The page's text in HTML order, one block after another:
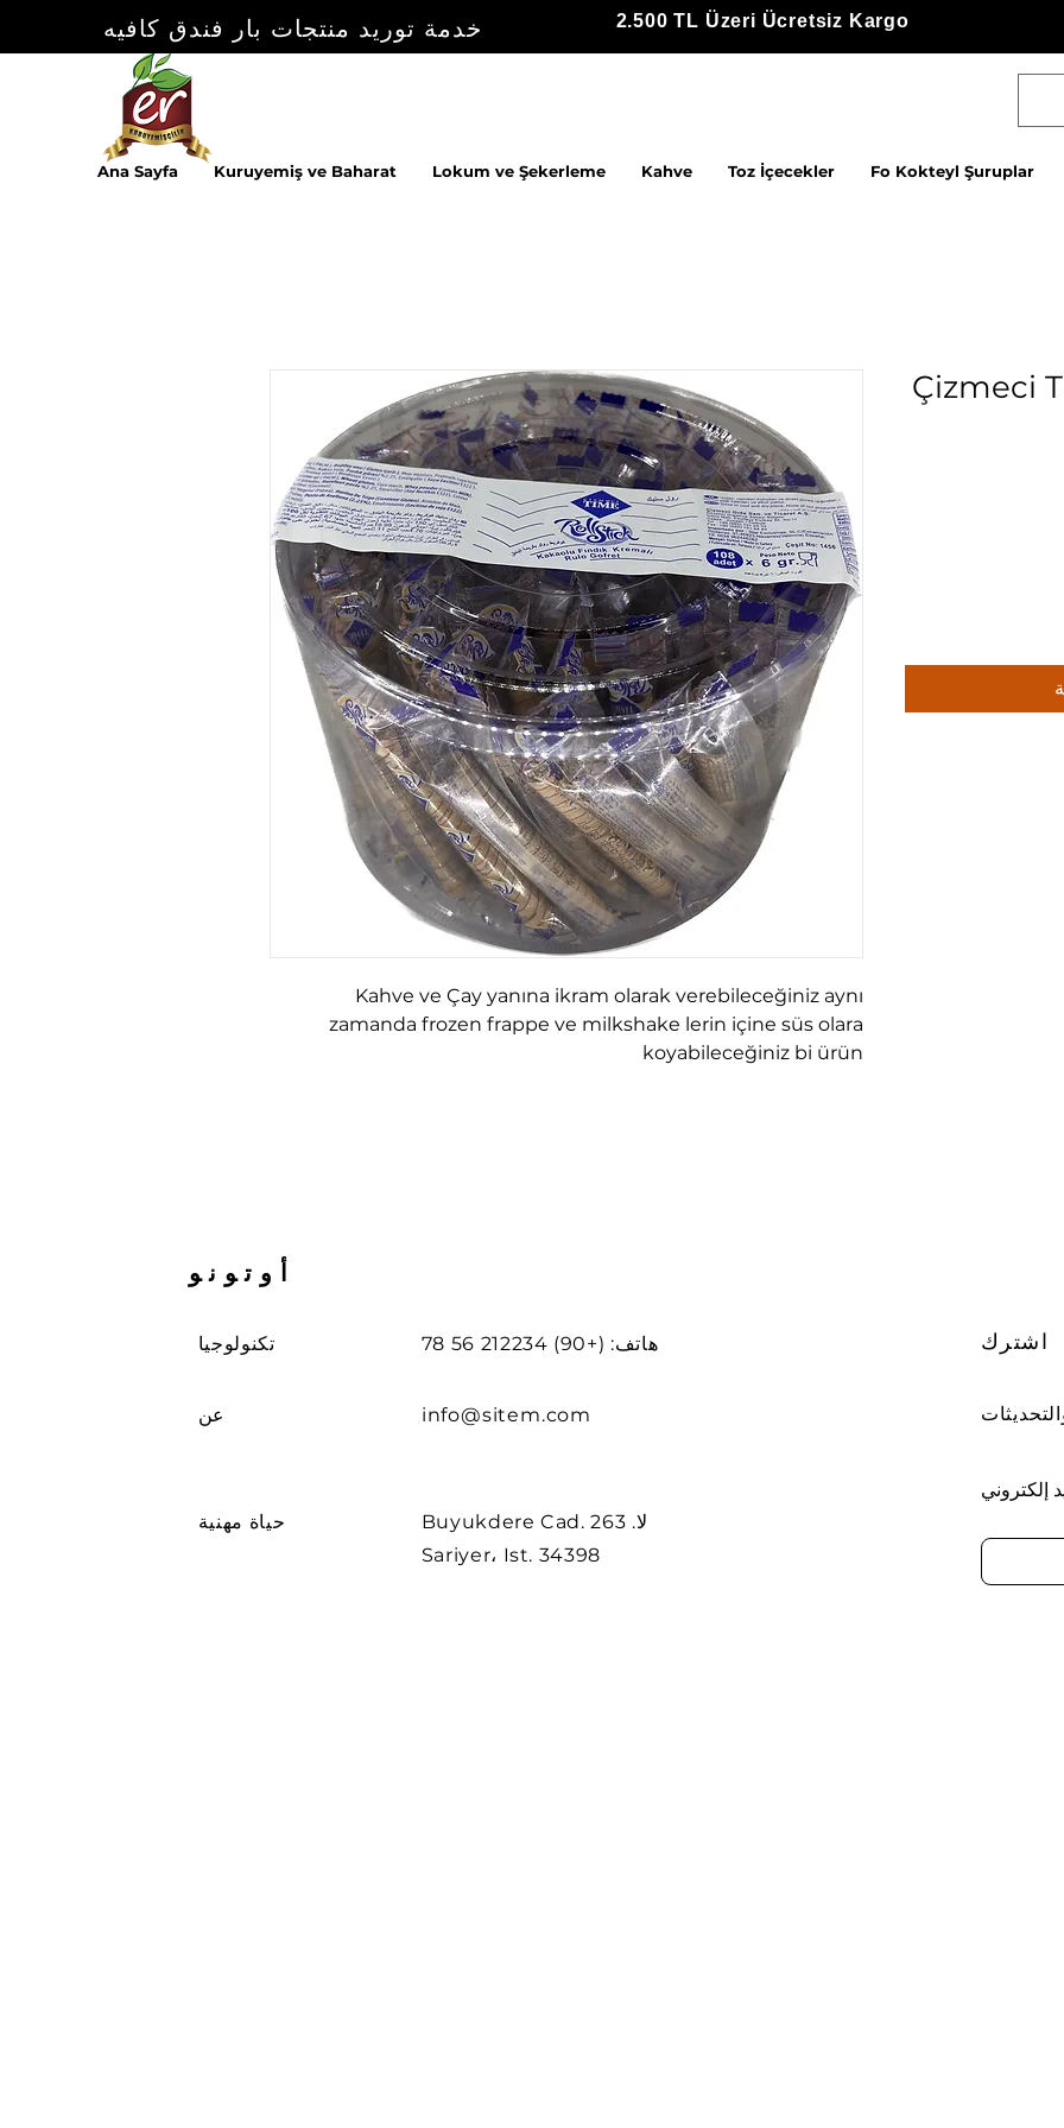
خدمة توريد منتجات بار فندق كافيه 2.500 TL Üzeri Ücretsiz Kargo
Ana Sayfa Kuruyemiş ve Baharat Lokum ve Şekerleme Kahve Toz İçecekler Fo Kokteyl Şuruplar
Kahve ve Çay yanına ikram olarak verebileceğiniz aynı
zamanda frozen frappe ve milkshake lerin içine süs olara
koyabileceğiniz bi ürün
Çizmeci
أوتونو
تكنولوجيا هاتف: (+90) 212234 56 78
عن info@sitem.com
حياة مهنية
Buyukdere Cad. لا. 263
Sariyer، Ist. 34398
اشترك
إلكتروني